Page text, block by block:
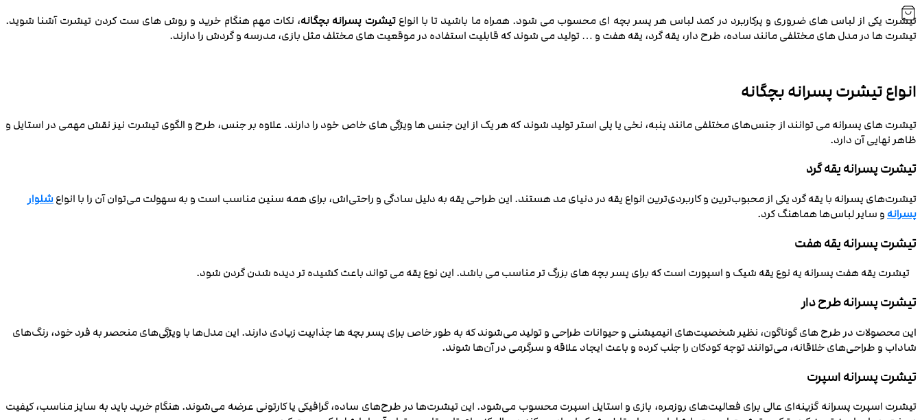
تیشرت یکی از لباس‌ های ضروری و پرکاربرد در کمد لباس هر پسر بچه ای محسوب می شود. همراه ما باشید تا با انواع تیشرت پسرانه بچگانه، نکات مهم هنگام خرید و روش ‌های ست کردن تیشرت آشنا شوید.
تیشرت ‌ها در مدل‌ های مختلفی مانند ساده، طرح ‌دار، یقه ‌گرد، یقه ‌هفت و … تولید می شوند که قابلیت استفاده در موقعیت‌ های مختلف مثل بازی، مدرسه و گردش را دارند.
انواع تیشرت پسرانه بچگانه
تیشرت ‌های پسرانه می ‌توانند از جنس‌های مختلفی مانند پنبه، نخی یا پلی استر تولید شوند که هر یک از این جنس ‌ها ویژگی‌ های خاص خود را دارند. علاوه بر جنس، طرح و الگوی تیشرت نیز نقش مهمی در استایل و
ظاهر نهایی آن دارد.
تیشرت پسرانه یقه‌ گرد
تیشرت‌های پسرانه با یقه گرد یکی از محبوب‌ترین و کاربردی‌ترین انواع یقه در دنیای مد هستند. این طراحی یقه به دلیل سادگی و راحتی‌اش، برای همه سنین مناسب است و به سهولت می‌توان آن را با انواع شلوار
پسرانه و سایر لباس‌ها هماهنگ کرد.
تیشرت پسرانه یقه‌ هفت
تیشرت یقه هفت پسرانه یه نوع یقه‌ شیک و اسپورت است که برای پسر بچه‌ های بزرگ ‌تر مناسب می باشد. این نوع یقه می تواند باعث کشیده ‌تر دیده شدن گردن شود.
تیشرت پسرانه طرح دار
این محصولات در طرح‌ های گوناگون، نظیر شخصیت‌های انیمیشنی و حیوانات طراحی و تولید می‌شوند که به طور خاص برای پسر بچه ها جذابیت زیادی دارند. این مدل‌ها با ویژگی‌های منحصر به فرد خود، رنگ‌های
شاداب و طراحی‌های خلاقانه، می‌توانند توجه کودکان را جلب کرده و باعث ایجاد علاقه و سرگرمی در آن‌ها شوند.
تیشرت پسرانه اسپرت
تیشرت اسپرت پسرانه گزینه‌ای عالی برای فعالیت‌های روزمره، بازی و استایل اسپرت محسوب می‌شود. این تیشرت‌ها در طرح‌های ساده، گرافیکی یا کارتونی عرضه می‌شوند. هنگام خرید باید به سایز مناسب، کیفیت